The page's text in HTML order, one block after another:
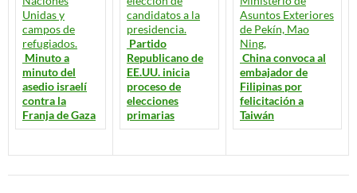
Minuto a
minuto del
asedio israelí
contra la
Franja de Gaza
Partido
Republicano de
EE.UU. inicia
proceso de
elecciones
primarias
China convoca al
embajador de
Filipinas por
felicitación a
Taiwán